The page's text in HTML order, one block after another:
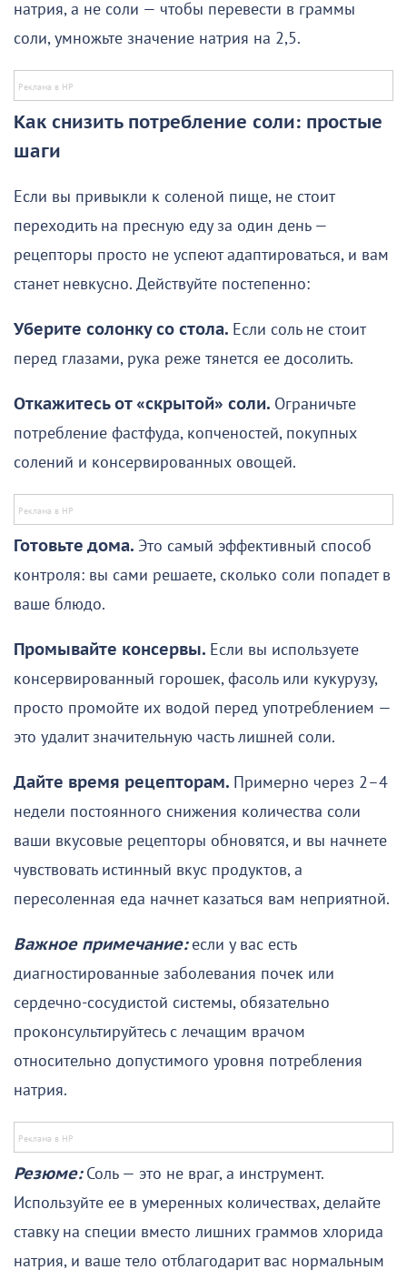
натрия, а не соли — чтобы перевести в граммы
соли, умножьте значение натрия на 2,5.
Как снизить потребление соли: простые
шаги
Если вы привыкли к соленой пище, не стоит
переходить на пресную еду за один день —
рецепторы просто не успеют адаптироваться, и вам
станет невкусно. Действуйте постепенно:
Уберите солонку со стола. Если соль не стоит
перед глазами, рука реже тянется ее досолить.
Откажитесь от «скрытой» соли. Ограничьте
потребление фастфуда, копченостей, покупных
солений и консервированных овощей.
Готовьте дома. Это самый эффективный способ
контроля: вы сами решаете, сколько соли попадет в
ваше блюдо.
Промывайте консервы. Если вы используете
консервированный горошек, фасоль или кукурузу,
просто промойте их водой перед употреблением —
это удалит значительную часть лишней соли.
Дайте время рецепторам. Примерно через 2–4
недели постоянного снижения количества соли
ваши вкусовые рецепторы обновятся, и вы начнете
чувствовать истинный вкус продуктов, а
пересоленная еда начнет казаться вам неприятной.
Важное примечание:если у вас есть
диагностированные заболевания почек или
сердечно-сосудистой системы, обязательно
проконсультируйтесь с лечащим врачом
относительно допустимого уровня потребления
натрия.
Резюме:Соль — это не враг, а инструмент.
Используйте ее в умеренных количествах, делайте
ставку на специи вместо лишних граммов хлорида
натрия, и ваше тело отблагодарит вас нормальным